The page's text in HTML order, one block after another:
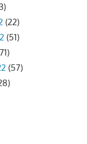
(22)
(51)
(57)